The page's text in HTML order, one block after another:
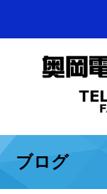
ブログ